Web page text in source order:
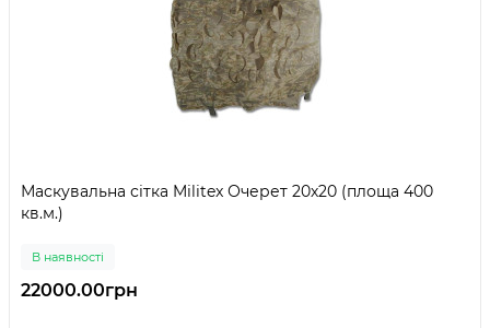
Маскувальна сітка Militex Очерет 20х20 (площа 400
кв.м.)
В наявності
22000.00грн